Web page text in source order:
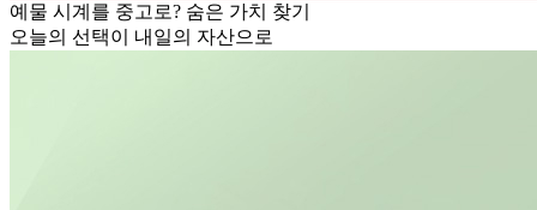
예물 시계를 중고로? 숨은 가치 찾기
오늘의 선택이 내일의 자산으로